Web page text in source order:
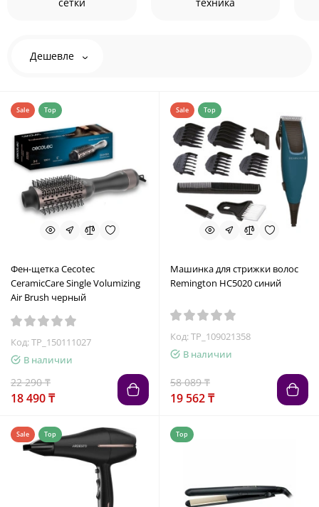
Дешевле
Sale Top
Фен-щетка Cecotec
CeramicCare Single Volumizing
Air Brush черный
Код: TP_150111027
В наличии
22 290 ₸
18 490 ₸
Sale Top
Машинка для стрижки волос
Remington HC5020 синий
Код: TP_109021358
В наличии
58 089 ₸
19 562 ₸
Sale Top Top